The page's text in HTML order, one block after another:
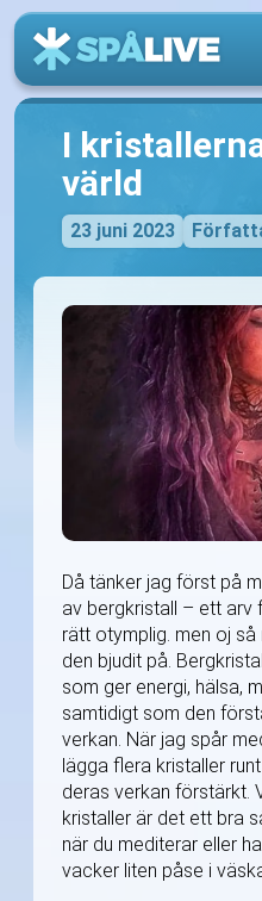
I
värld
23 juni 2023
Då tänker jag först på
av bergkristall – ett arv
rätt otymplig. men oj
den bjudit på.
som ger energi, hälsa,
samtidigt som den
verkan. När jag spår
lägga flera kristaller
deras verkan förstärkt.
kristaller är det ett bra
när du mediterar eller
vacker liten påse i